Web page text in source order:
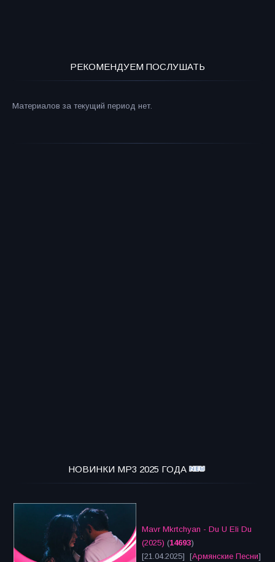
РЕКОМЕНДУЕМ ПОСЛУШАТЬ
Материалов за текущий период нет.
НОВИНКИ MP3 2025 ГОДА
Mavr Mkrtchyan - Du U Eli Du
(2025) (14693)
[21.04.2025] [Армянские Песни]